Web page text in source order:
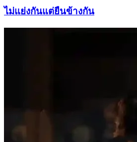
ไม่แย่งกันแต่ยืนข้างกัน